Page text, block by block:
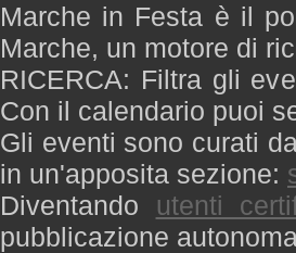
Marche in Festa è il
Marche, un motore di
RICERCA: Filtra gli
Con il calendario puoi
Gli eventi sono curati
in un'apposita sezione:
Diventando utenti
pubblicazione